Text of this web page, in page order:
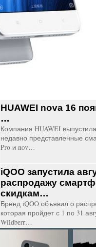
HUAWEI nova 16
…
Компания HUAWEI
недавно представленные
Pro и nov…
iQOO запустила
распродажу
скидкам…
Бренд iQOO объявил о
которая пройдет с 1 по 31
Wildberr…